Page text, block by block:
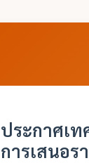
ประกาศเ
การเสนอร